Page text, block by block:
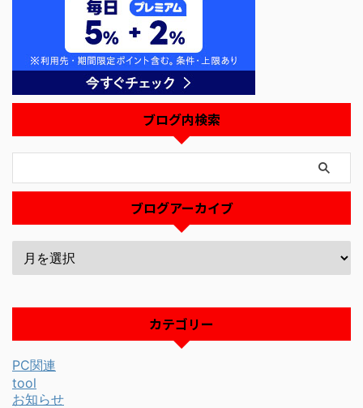
ブログ内検索
ブログアーカイブ
カテゴリー
PC関連
tool
お知らせ